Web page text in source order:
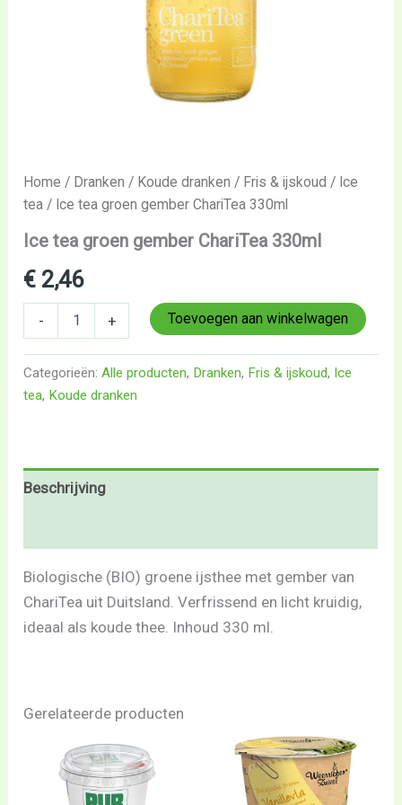
Home / Dranken / Koude dranken / Fris & ijskoud / Ice
tea / Ice tea groen gember ChariTea 330ml
Ice tea groen gember ChariTea 330ml
€ 2,46
- + Toevoegen aan winkelwagen
Categorieën:Alle producten, Dranken, Fris & ijskoud, Ice
tea, Koude dranken
Beschrijving
Biologische (BIO) groene ijsthee met gember van
ChariTea uit Duitsland. Verfrissend en licht kruidig,
ideaal als koude thee. Inhoud 330 ml.
Gerelateerde producten